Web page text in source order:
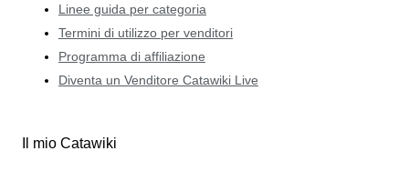
Linee guida per categoria
Termini di utilizzo per venditori
Programma di affiliazione
Diventa un Venditore Catawiki Live
Il mio Catawiki